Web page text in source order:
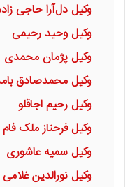
وکیل دل‌آرا حاجی
وکیل وحید رحیمی
وکیل پژمان محمدی
وکیل محمدصادق
وکیل رحیم اجاقلو
وکیل فرحناز ملک فام
وکیل سمیه عاشوری
وکیل نورالدین